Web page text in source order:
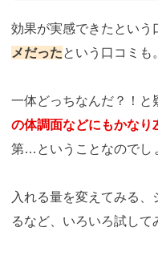
効果が実感できたという
メだったという口コミも。
一体どっちなんだ？！と
の体調面などにもかなり
第…ということなのでし
入れる量を変えてみる
るなど、いろいろ試して